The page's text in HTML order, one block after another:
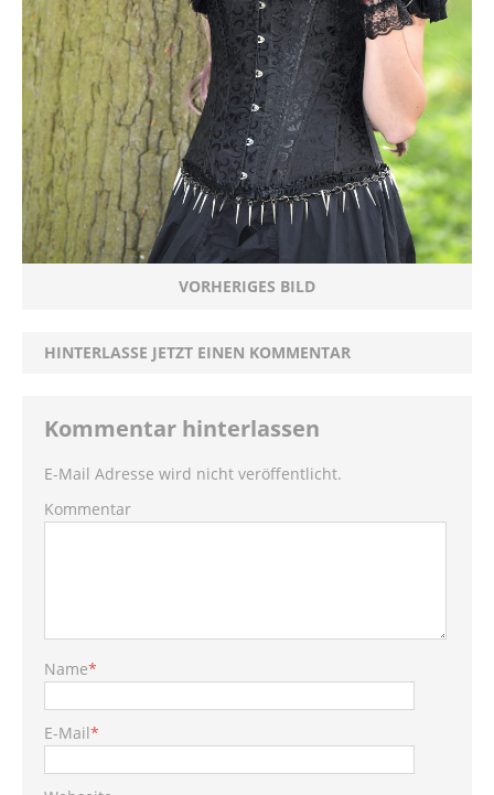
VORHERIGES BILD
HINTERLASSE JETZT EINEN KOMMENTAR
Kommentar hinterlassen
E-Mail Adresse wird nicht veröffentlicht.
Kommentar
Name*
E-Mail*